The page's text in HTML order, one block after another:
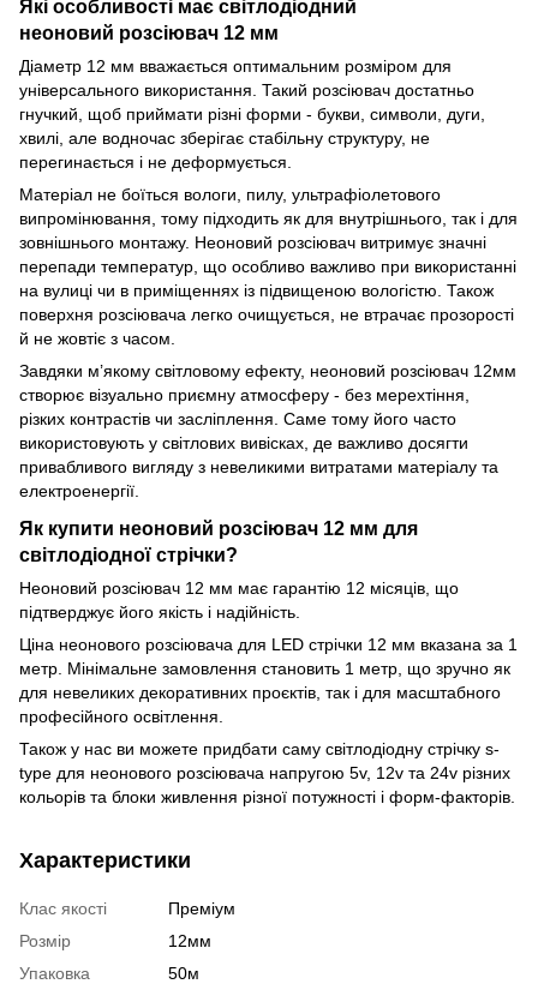
Які особливості має світлодіодний
неоновий розсіювач 12 мм
Діаметр 12 мм вважається оптимальним розміром для
універсального використання. Такий розсіювач достатньо
гнучкий, щоб приймати різні форми - букви, символи, дуги,
хвилі, але водночас зберігає стабільну структуру, не
перегинається і не деформується.
Матеріал не боїться вологи, пилу, ультрафіолетового
випромінювання, тому підходить як для внутрішнього, так і для
зовнішнього монтажу. Неоновий розсіювач витримує значні
перепади температур, що особливо важливо при використанні
на вулиці чи в приміщеннях із підвищеною вологістю. Також
поверхня розсіювача легко очищується, не втрачає прозорості
й не жовтіє з часом.
Завдяки м’якому світловому ефекту, неоновий розсіювач 12мм
створює візуально приємну атмосферу - без мерехтіння,
різких контрастів чи засліплення. Саме тому його часто
використовують у світлових вивісках, де важливо досягти
привабливого вигляду з невеликими витратами матеріалу та
електроенергії.
Як купити неоновий розсіювач 12 мм для
світлодіодної стрічки?
Неоновий розсіювач 12 мм має гарантію 12 місяців, що
підтверджує його якість і надійність.
Ціна неонового розсіювача для LED стрічки 12 мм вказана за 1
метр. Мінімальне замовлення становить 1 метр, що зручно як
для невеликих декоративних проєктів, так і для масштабного
професійного освітлення.
Також у нас ви можете придбати саму світлодіодну стрічку s-
type для неонового розсіювача напругою 5v, 12v та 24v різних
кольорів та блоки живлення різної потужності і форм-факторів.
Характеристики
Клас якості
Преміум
Розмір
12мм
Упаковка
50м